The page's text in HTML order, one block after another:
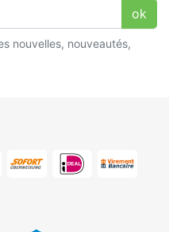
ok
nouvelles, nouveautés,